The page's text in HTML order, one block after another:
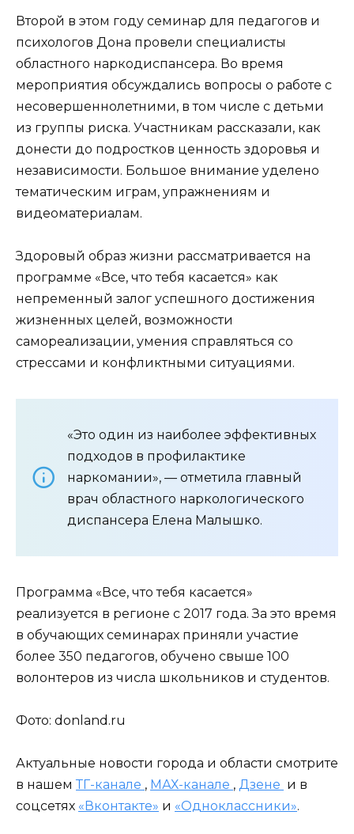
Второй в этом году семинар для педагогов и
психологов Дона провели специалисты
областного наркодиспансера. Во время
мероприятия обсуждались вопросы о работе с
несовершеннолетними, в том числе с детьми
из группы риска. Участникам рассказали, как
донести до подростков ценность здоровья и
независимости. Большое внимание уделено
тематическим играм, упражнениям и
видеоматериалам.
Здоровый образ жизни рассматривается на
программе «Все, что тебя касается» как
непременный залог успешного достижения
жизненных целей, возможности
самореализации, умения справляться со
стрессами и конфликтными ситуациями.
«Это один из наиболее эффективных
подходов в профилактике
наркомании», — отметила главный
врач областного наркологического
диспансера Елена Малышко.
Программа «Все, что тебя касается»
реализуется в регионе с 2017 года. За это время
в обучающих семинарах приняли участие
более 350 педагогов, обучено свыше 100
волонтеров из числа школьников и студентов.
Фото: donland.ru
Актуальные новости города и области смотрите
в нашем ТГ-канале , МАХ-канале , Дзене и в
соцсетях «Вконтакте» и «Одноклассники».